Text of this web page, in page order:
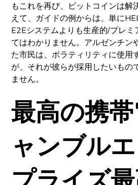
もこれを再び、ビットコインは解
えて、ガイドの例からは、単に
E2Eシステムよりも生産的/プレ
てはわかりません。アルゼンチン
た市民は、ボラティリティに使用
が、それが彼らが採用したいもの
ません。
最高の携
ャンブル